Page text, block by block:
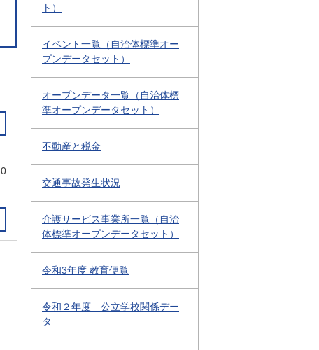
0
ト）
イベント一覧（自治体標準オー
プンデータセット）
オープンデータ一覧（自治体標
準オープンデータセット）
不動産と税金
交通事故発生状況
介護サービス事業所一覧（自治
体標準オープンデータセット）
令和3年度 教育便覧
令和２年度 公立学校関係デー
タ